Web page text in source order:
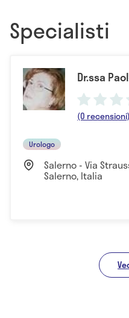
Specialisti
Dr.ssa
(0 recensioni)
Urologo
Salerno - Via
Salerno, Italia